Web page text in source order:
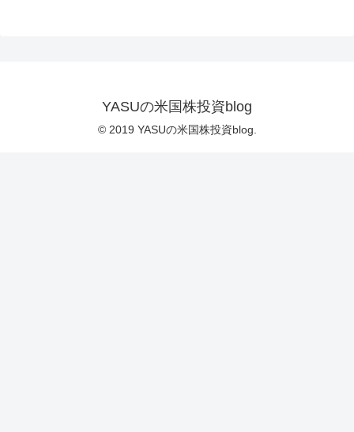
YASUの米国株投資blog
© 2019 YASUの米国株投資blog.